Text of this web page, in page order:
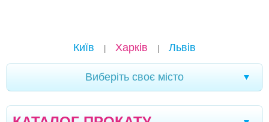
Київ Харків Львів
Виберіть своє місто